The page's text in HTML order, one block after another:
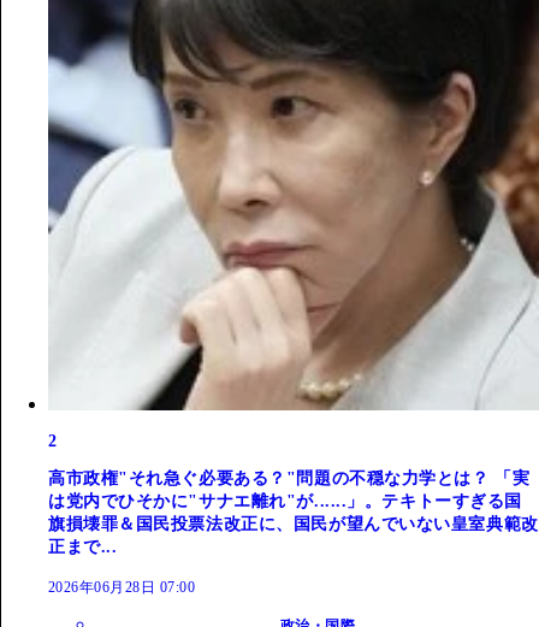
2
高市政権"それ急ぐ必要ある？"問題の不穏な力学とは？ 「実
は党内でひそかに"サナエ離れ"が......」。テキトーすぎる国
旗損壊罪＆国民投票法改正に、国民が望んでいない皇室典範改
正まで...
2026年06月28日 07:00